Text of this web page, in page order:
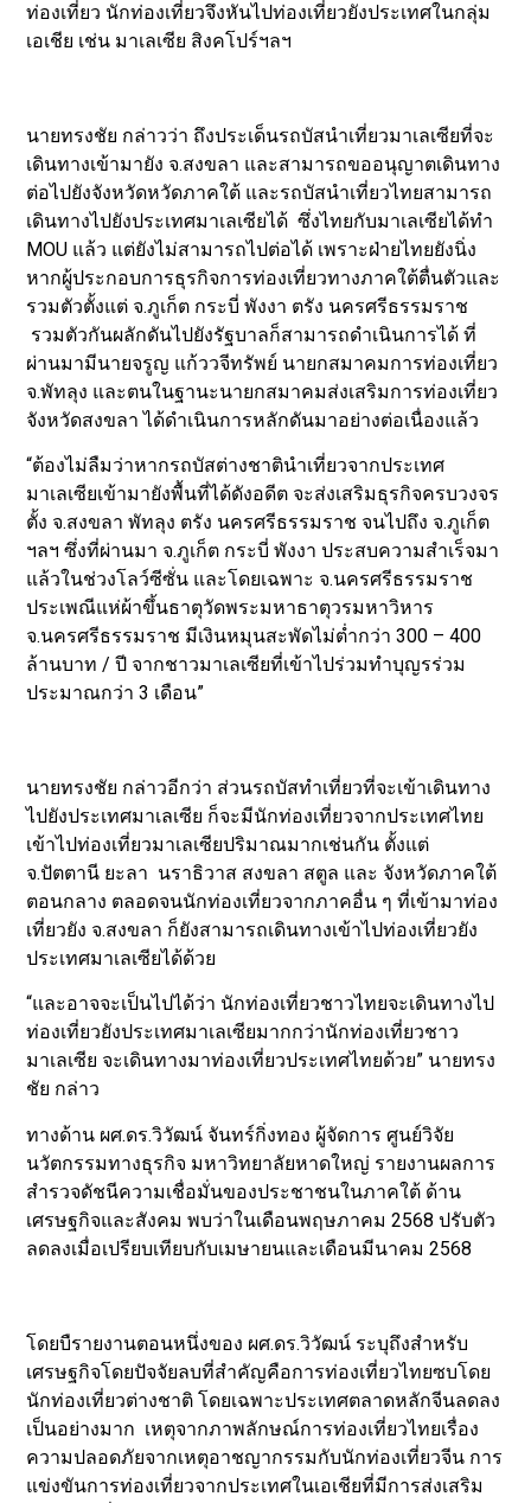
ท่องเที่ยว นักท่องเที่ยวจึงหันไปท่องเที่ยวยังประเทศในกลุ่ม
เอเชีย เช่น มาเลเซีย สิงคโปร์ฯลฯ
นายทรงชัย กล่าวว่า ถึงประเด็นรถบัสนำเที่ยวมาเลเซียที่จะ
เดินทางเข้ามายัง จ.สงขลา และสามารถขออนุญาตเดินทาง
ต่อไปยังจังหวัดหวัดภาคใต้ และรถบัสนำเที่ยวไทยสามารถ
เดินทางไปยังประเทศมาเลเซียได้ ซึ่งไทยกับมาเลเซียได้ทำ
MOU แล้ว แต่ยังไม่สามารถไปต่อได้ เพราะฝ่ายไทยยังนิ่ง
หากผู้ประกอบการธุรกิจการท่องเที่ยวทางภาคใต้ตื่นตัวและ
รวมตัวตั้งแต่ จ.ภูเก็ต กระบี่ พังงา ตรัง นครศรีธรรมราช
รวมตัวกันผลักดันไปยังรัฐบาลก็สามารถดำเนินการได้ ที่
ผ่านมามีนายจรูญ แก้ววจีทรัพย์ นายกสมาคมการท่องเที่ยว
จ.พัทลุง และตนในฐานะนายกสมาคมส่งเสริมการท่องเที่ยว
จังหวัดสงขลา ได้ดำเนินการหลักดันมาอย่างต่อเนื่องแล้ว
“ต้องไม่ลืมว่าหากรถบัสต่างชาตินำเที่ยวจากประเทศ
มาเลเซียเข้ามายังพื้นที่ได้ดังอดีต จะส่งเสริมธุรกิจครบวงจร
ตั้ง จ.สงขลา พัทลุง ตรัง นครศรีธรรมราช จนไปถึง จ.ภูเก็ต
ฯลฯ ซึ่งที่ผ่านมา จ.ภูเก็ต กระบี่ พังงา ประสบความสำเร็จมา
แล้วในช่วงโลว์ซีซั่น และโดยเฉพาะ จ.นครศรีธรรมราช
ประเพณีแห่ผ้าขึ้นธาตุวัดพระมหาธาตุวรมหาวิหาร
จ.นครศรีธรรมราช มีเงินหมุนสะพัดไม่ต่ำกว่า 300 – 400
ล้านบาท / ปี จากชาวมาเลเซียที่เข้าไปร่วมทำบุญรร่วม
ประมาณกว่า 3 เดือน”
นายทรงชัย กล่าวอีกว่า ส่วนรถบัสทำเที่ยวที่จะเข้าเดินทาง
ไปยังประเทศมาเลเซีย ก็จะมีนักท่องเที่ยวจากประเทศไทย
เข้าไปท่องเที่ยวมาเลเซียปริมาณมากเช่นกัน ตั้งแต่
จ.ปัตตานี ยะลา นราธิวาส สงขลา สตูล และ จังหวัดภาคใต้
ตอนกลาง ตลอดจนนักท่องเที่ยวจากภาคอื่น ๆ ที่เข้ามาท่อง
เที่ยวยัง จ.สงขลา ก็ยังสามารถเดินทางเข้าไปท่องเที่ยวยัง
ประเทศมาเลเซียได้ด้วย
“และอาจจะเป็นไปได้ว่า นักท่องเที่ยวชาวไทยจะเดินทางไป
ท่องเที่ยวยังประเทศมาเลเซียมากกว่านักท่องเที่ยวชาว
มาเลเซีย จะเดินทางมาท่องเที่ยวประเทศไทยด้วย” นายทรง
ชัย กล่าว
ทางด้าน ผศ.ดร.วิวัฒน์ จันทร์กิ่งทอง ผู้จัดการ ศูนย์วิจัย
นวัตกรรมทางธุรกิจ มหาวิทยาลัยหาดใหญ่ รายงานผลการ
สำรวจดัชนีความเชื่อมั่นของประชาชนในภาคใต้ ด้าน
เศรษฐกิจและสังคม พบว่าในเดือนพฤษภาคม 2568 ปรับตัว
ลดลงเมื่อเปรียบเทียบกับเมษายนและเดือนมีนาคม 2568
โดยบืรายงานตอนหนึ่งของ ผศ.ดร.วิวัฒน์ ระบุถึงสำหรับ
เศรษฐกิจโดยปัจจัยลบที่สำคัญคือการท่องเที่ยวไทยซบโดย
นักท่องเที่ยวต่างชาติ โดยเฉพาะประเทศตลาดหลักจีนลดลง
เป็นอย่างมาก เหตุจากภาพลักษณ์การท่องเที่ยวไทยเรื่อง
ความปลอดภัยจากเหตุอาชญากรรมกับนักท่องเที่ยวจีน การ
แข่งขันการท่องเที่ยวจากประเทศในเอเชียที่มีการส่งเสริม